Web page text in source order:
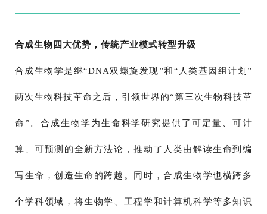
合成生物四大优势，传统产业模式转型升级
合成生物学是继“DNA双螺旋发现”和“人类基因组计划”
两次生物科技革命之后，引领世界的“第三次生物科技革
命”。合成生物学为生命科学研究提供了可定量、可计
算、可预测的全新方法论，推动了人类由解读生命到编
写生命，创造生命的跨越。同时，合成生物学也横跨多
个学科领域，将生物学、工程学和计算机科学等多知识